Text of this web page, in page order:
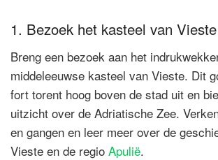
1. Bezoek het kasteel van Vieste
Breng een bezoek aan het
middeleeuwse kasteel van Vieste. Dit
fort torent hoog boven de stad uit en
uitzicht over de Adriatische Zee.
en gangen en leer meer over de
Vieste en de regio Apulië.